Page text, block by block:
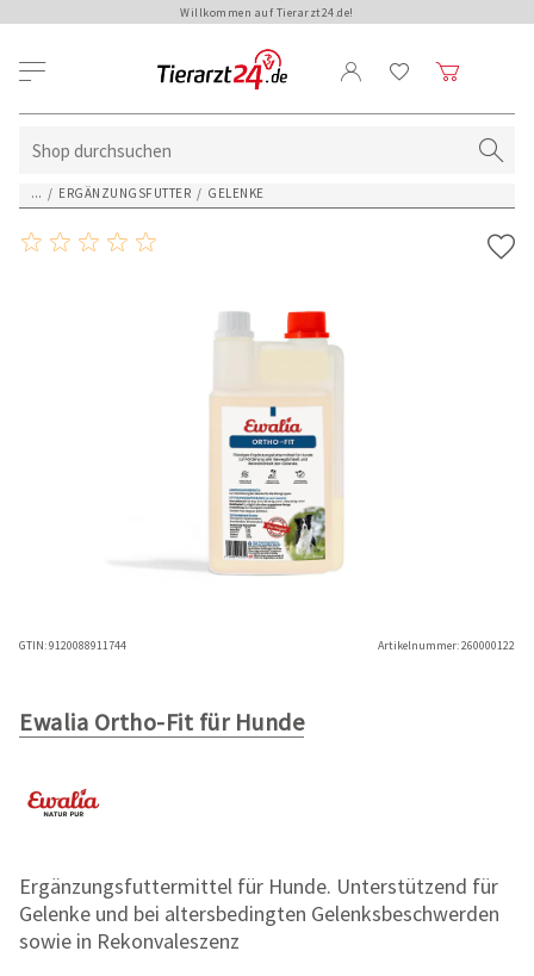
Willkommen auf Tierarzt24.de!
... / ERGÄNZUNGSFUTTER / GELENKE
GTIN:9120088911744 Artikelnummer:260000122
Ewalia Ortho-Fit für Hunde
Ergänzungsfuttermittel für Hunde. Unterstützend für
Gelenke und bei altersbedingten Gelenksbeschwerden
sowie in Rekonvaleszenz